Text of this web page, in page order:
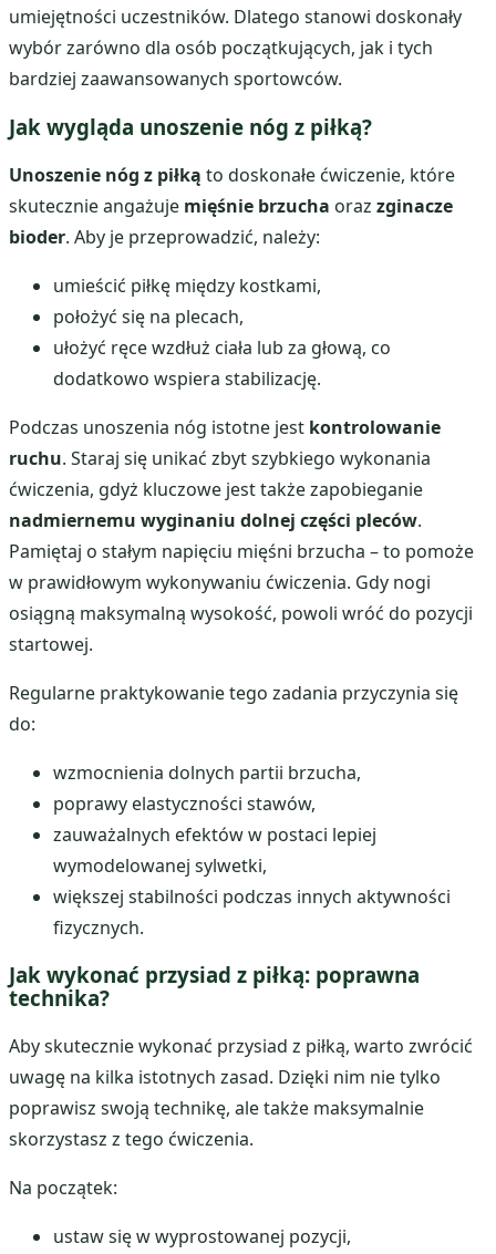
umiejętności uczestników. Dlatego stanowi doskonały
wybór zarówno dla osób początkujących, jak i tych
bardziej zaawansowanych sportowców.
Jak wygląda unoszenie nóg z piłką?
Unoszenie nóg z piłką to doskonałe ćwiczenie, które
skutecznie angażuje mięśnie brzucha oraz zginacze
bioder. Aby je przeprowadzić, należy:
umieścić piłkę między kostkami,
położyć się na plecach,
ułożyć ręce wzdłuż ciała lub za głową, co
dodatkowo wspiera stabilizację.
Podczas unoszenia nóg istotne jest kontrolowanie
ruchu. Staraj się unikać zbyt szybkiego wykonania
ćwiczenia, gdyż kluczowe jest także zapobieganie
nadmiernemu wyginaniu dolnej części pleców.
Pamiętaj o stałym napięciu mięśni brzucha – to pomoże
w prawidłowym wykonywaniu ćwiczenia. Gdy nogi
osiągną maksymalną wysokość, powoli wróć do pozycji
startowej.
Regularne praktykowanie tego zadania przyczynia się
do:
wzmocnienia dolnych partii brzucha,
poprawy elastyczności stawów,
zauważalnych efektów w postaci lepiej
wymodelowanej sylwetki,
większej stabilności podczas innych aktywności
fizycznych.
Jak wykonać przysiad z piłką: poprawna
technika?
Aby skutecznie wykonać przysiad z piłką, warto zwrócić
uwagę na kilka istotnych zasad. Dzięki nim nie tylko
poprawisz swoją technikę, ale także maksymalnie
skorzystasz z tego ćwiczenia.
Na początek:
ustaw się w wyprostowanej pozycji,